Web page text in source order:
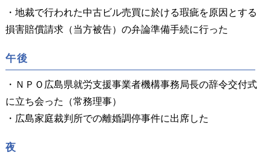
・地裁で行われた中古ビル売買に於ける瑕疵を原因とする
損害賠償請求（当方被告）の弁論準備手続に行った
午後
・ＮＰＯ広島県就労支援事業者機構事務局長の辞令交付式
に立ち会った（常務理事）
・広島家庭裁判所での離婚調停事件に出席した
夜